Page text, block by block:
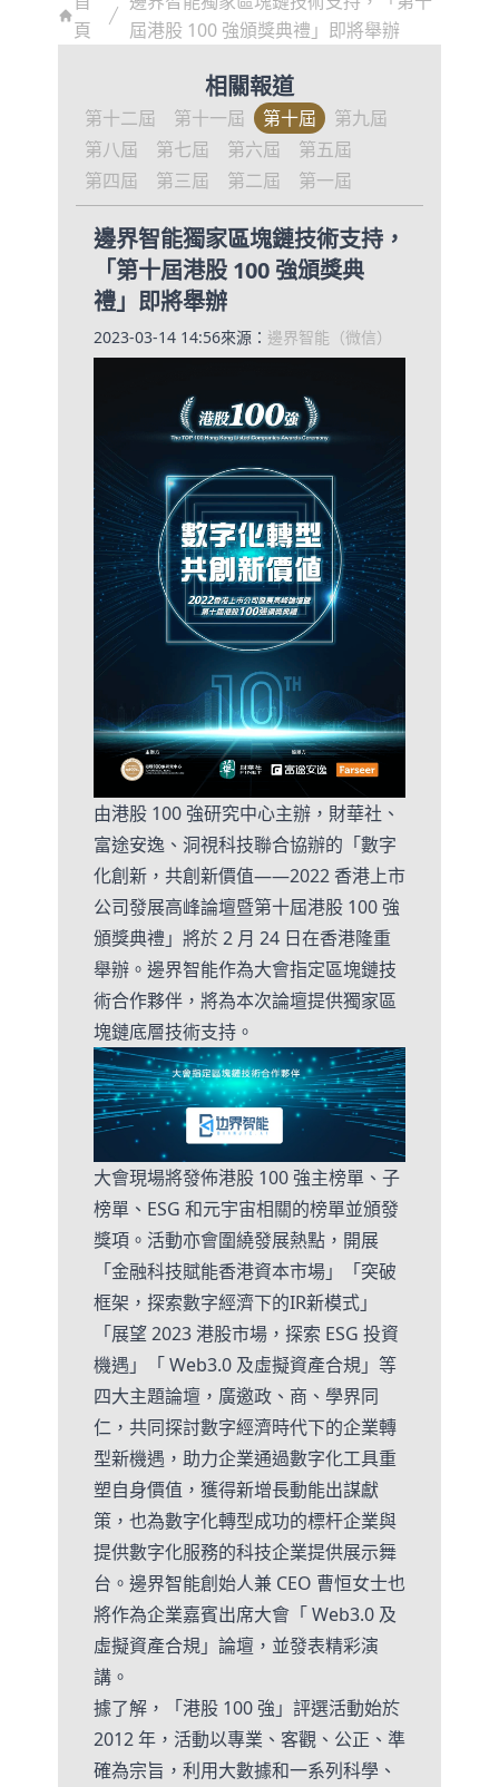
頁
屆港股 100 強頒獎典禮」即將舉辦
相關報道
第十二屆 第十一屆 第十屆
第九屆
第八屆
第七屆 第六屆
第五屆
第四屆
第三屆 第二屆 第一屆
邊界智能獨家區塊鏈技術支持，
「第十屆港股 100 強頒獎典
禮」即將舉辦
2023-03-14 14:56來源： 邊界智能（微信）
由港股 100 強研究中心主辦，財華社、
富途安逸、洞視科技聯合協辦的「數字
化創新，共創新價值——2022 香港上市
公司發展高峰論壇暨第十屆港股 100 強
頒獎典禮」將於 2 月 24 日在香港隆重
舉辦。邊界智能作為大會指定區塊鏈技
術合作夥伴，將為本次論壇提供獨家區
塊鏈底層技術支持。
大會現場將發佈港股 100 強主榜單、子
榜單、ESG 和元宇宙相關的榜單並頒發
獎項。活動亦會圍繞發展熱點，開展
「金融科技賦能香港資本市場」「突破
框架，探索數字經濟下的IR新模式」
「展望 2023 港股市場，探索 ESG 投資
機遇」「 Web3.0 及虛擬資產合規」等
四大主題論壇，廣邀政、商、學界同
仁，共同探討數字經濟時代下的企業轉
型新機遇，助力企業通過數字化工具重
塑自身價值，獲得新增長動能出謀獻
策，也為數字化轉型成功的標杆企業與
提供數字化服務的科技企業提供展示舞
台。邊界智能創始人兼 CEO 曹恒女士也
將作為企業嘉賓出席大會「 Web3.0 及
虛擬資產合規」論壇，並發表精彩演
講。
據了解，「港股 100 強」評選活動始於
2012 年，活動以專業、客觀、公正、準
確為宗旨，利用大數據和一系列科學、